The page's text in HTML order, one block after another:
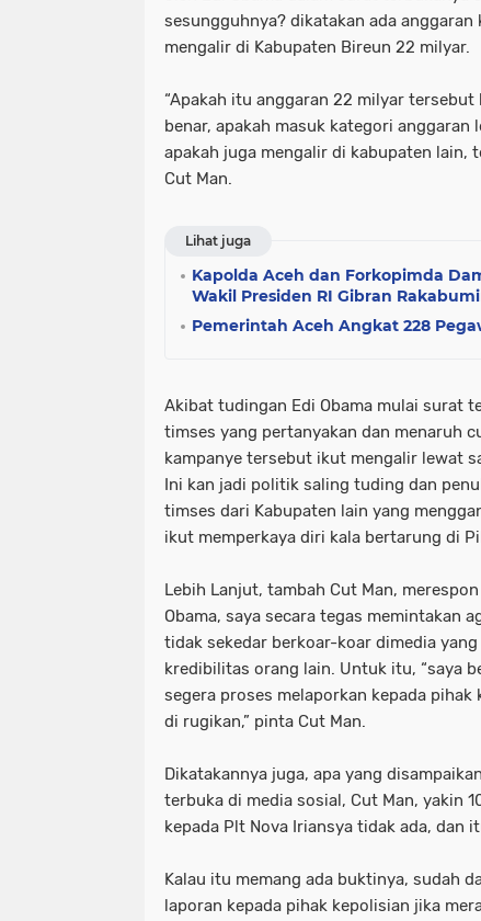
sesungguhnya? dikatakan ada
mengalir di Kabupaten Bireun 22 milyar.
“Apakah itu anggaran 22 milyar tersebut
benar, apakah masuk kategori anggaran
apakah juga mengalir di kabupaten lain,
Cut Man.
Lihat juga
Kapolda Aceh dan Forkopimda
Wakil Presiden RI Gibran
Pemerintah Aceh Angkat 228
Akibat tudingan Edi Obama mulai surat
timses yang pertanyakan dan menaruh
kampanye tersebut ikut mengalir lewat
Ini kan jadi politik saling tuding dan
timses dari Kabupaten lain yang
ikut memperkaya diri kala bertarung di
Lebih Lanjut, tambah Cut Man,
Obama, saya secara tegas memintakan
tidak sekedar berkoar-koar dimedia
kredibilitas orang lain. Untuk itu, “saya
segera proses melaporkan kepada
di rugikan,” pinta Cut Man.
Dikatakannya juga, apa yang
terbuka di media sosial, Cut Man, yakin
kepada Plt Nova Iriansya tidak ada, dan
Kalau itu memang ada buktinya, sudah
laporan kepada pihak kepolisian jika